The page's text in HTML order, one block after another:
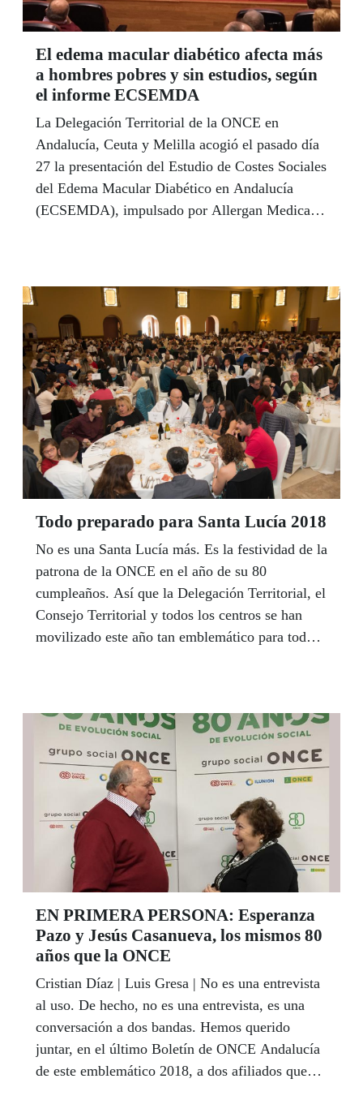
El edema macular diabético afecta más
a hombres pobres y sin estudios, según
el informe ECSEMDA
La Delegación Territorial de la ONCE en
Andalucía, Ceuta y Melilla acogió el pasado día
27 la presentación del Estudio de Costes Sociales
del Edema Macular Diabético en Andalucía
(ECSEMDA), impulsado por Allergan Medical
enfermedad.
Todo preparado para Santa Lucía 2018
No es una Santa Lucía más. Es la festividad de la
patrona de la ONCE en el año de su 80
cumpleaños. Así que la Delegación Territorial, el
Consejo Territorial y todos los centros se han
movilizado este año tan emblemático para todo
familiares del Grupo Social ONCE. Aquí podéis
consultar toda la programación prevista en los
distintos centros de este Santa Lucía 2018. ¡A
EN PRIMERA PERSONA: Esperanza
Pazo y Jesús Casanueva, los mismos 80
años que la ONCE
Cristian Díaz | Luis Gresa | No es una entrevista
al uso. De hecho, no es una entrevista, es una
conversación a dos bandas. Hemos querido
juntar, en el último Boletín de ONCE Andalucía
de este emblemático 2018, a dos afiliados que